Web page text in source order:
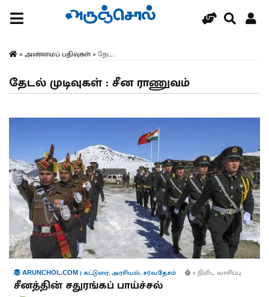
» அண்மைப் பதிவுகள்» தேட...
தேடல் முடிவுகள் : சீன ராணுவம்
ARUNCHOL.COM | கட்டுரை,அரசியல், சர்வதேசம் 5 நிமிட வாசிப்பு
சீனத்தின் சதுரங்கப் பாய்ச்சல்